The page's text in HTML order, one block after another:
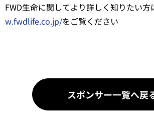
FWD生命に関してより詳しく知りたい方
w.fwdlife.co.jp/をご覧ください
スポンサー一覧へ戻